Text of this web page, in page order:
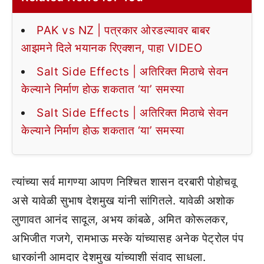
PAK vs NZ | पत्रकार ओरडल्यावर बाबर
आझमने दिले भयानक रिएक्शन, पाहा VIDEO
Salt Side Effects | अतिरिक्त मिठाचे सेवन
केल्याने निर्माण होऊ शकतात ‘या’ समस्या
Salt Side Effects | अतिरिक्त मिठाचे सेवन
केल्याने निर्माण होऊ शकतात ‘या’ समस्या
त्यांच्या सर्व मागण्या आपण निश्चित शासन दरबारी पोहोचवू
असे यावेळी सुभाष देशमुख यांनी सांगितले. यावेळी अशोक
लुणावत आनंद सादूल, अभय कांबळे, अमित कोरूलकर,
अभिजीत गजगे, रामभाऊ मस्के यांच्यासह अनेक पेट्रोल पंप
धारकांनी आमदार देशमुख यांच्याशी संवाद साधला.